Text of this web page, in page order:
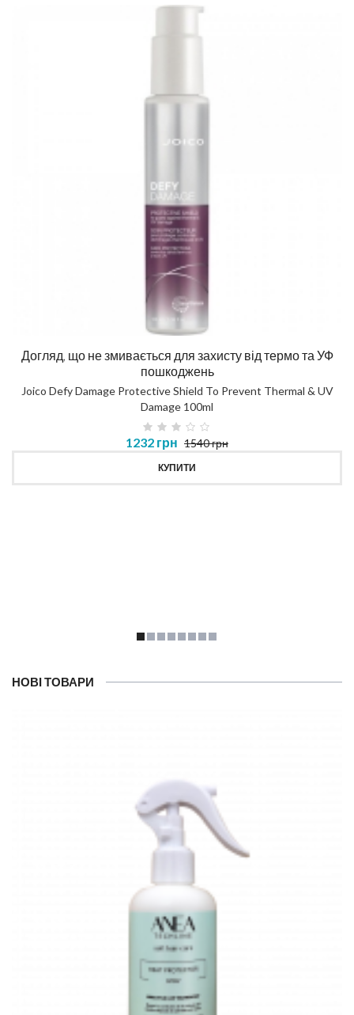
Догляд, що не змивається для захисту від термо та УФ
пошкоджень
Joico Defy Damage Protective Shield To Prevent Thermal & UV
Damage 100ml
1232 грн 1540 грн
КУПИТИ
НОВІ ТОВАРИ